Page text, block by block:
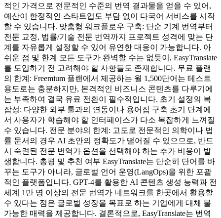
적인 가격으로 전문적인 수준의 번역 결과물을 얻을 수 있어,
예산이 한정적인 스타트업도 부담 없이 다국어 서비스를 시작
할 수 있습니다. 맞춤형 워크플로우 구축: 단순 기계 번역부터
전문 교정, 법률/기술 전문 번역까지 프로젝트 성격에 맞는 단
계를 자유롭게 설정할 수 있어 유연한 대응이 가능합니다. 아
쉬운 점 및 한계 모든 도구가 완벽할 수는 없듯이, EasyTranslate
를 도입하기 전 고려해야 할 사항들도 존재합니다. 무료 플랜
의 한계: Freemium 플랜에서 제공하는 월 1,500단어는 테스트
용도로는 충분하지만, 본격적인 비즈니스 콘텐츠를 다루기에
는 부족하여 결국 유료 전환이 필수적입니다. 초기 설정의 복
잡성: 다양한 외부 툴과의 연동이나 용어집 구축 초기 단계에
서 사용자가 학습해야 할 인터페이스가 다소 복잡하게 느껴질
수 있습니다. 전문 분야의 한계: 고도로 전문적인 의학이나 법
률 문서의 경우 AI 초안의 정확도가 떨어질 수 있으므로, 반드
시 숙련된 전문 번역가 옵션을 선택해야 하는 추가 비용이 발
생합니다. 총평 및 추천 여부 EasyTranslate는 단순히 단어를 바
꾸는 도구가 아니라, 글로벌 언어 운영(LangOps)을 위한 포괄
적인 플랫폼입니다. GPT-4를 활용한 AI 콘텐츠 생성 능력과 전
세계 1만 명 이상의 전문 번역가 네트워크를 한곳에서 활용할
수 있다는 점은 글로벌 성장을 목표로 하는 기업에게 대체 불
가능한 매력을 제공합니다. 결론적으로, EasyTranslate는 번역